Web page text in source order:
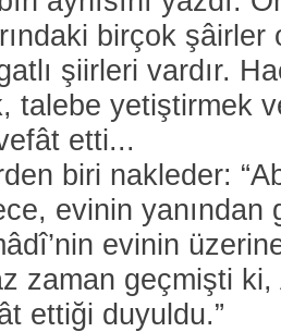
birçok
şiirleri vardır.
talebe yetiştirmek
etti...
biri nakleder:
evinin yanından
evinin
zaman geçmişti ki,
ettiği duyuldu.”